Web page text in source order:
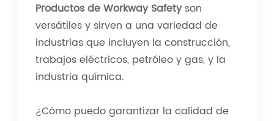
Productos de Workway Safetyson
versátiles y sirven a una variedad de
industrias que incluyen la construcción,
trabajos eléctricos, petróleo y gas, y la
industria química.
¿Cómo puedo garantizar la calidad de